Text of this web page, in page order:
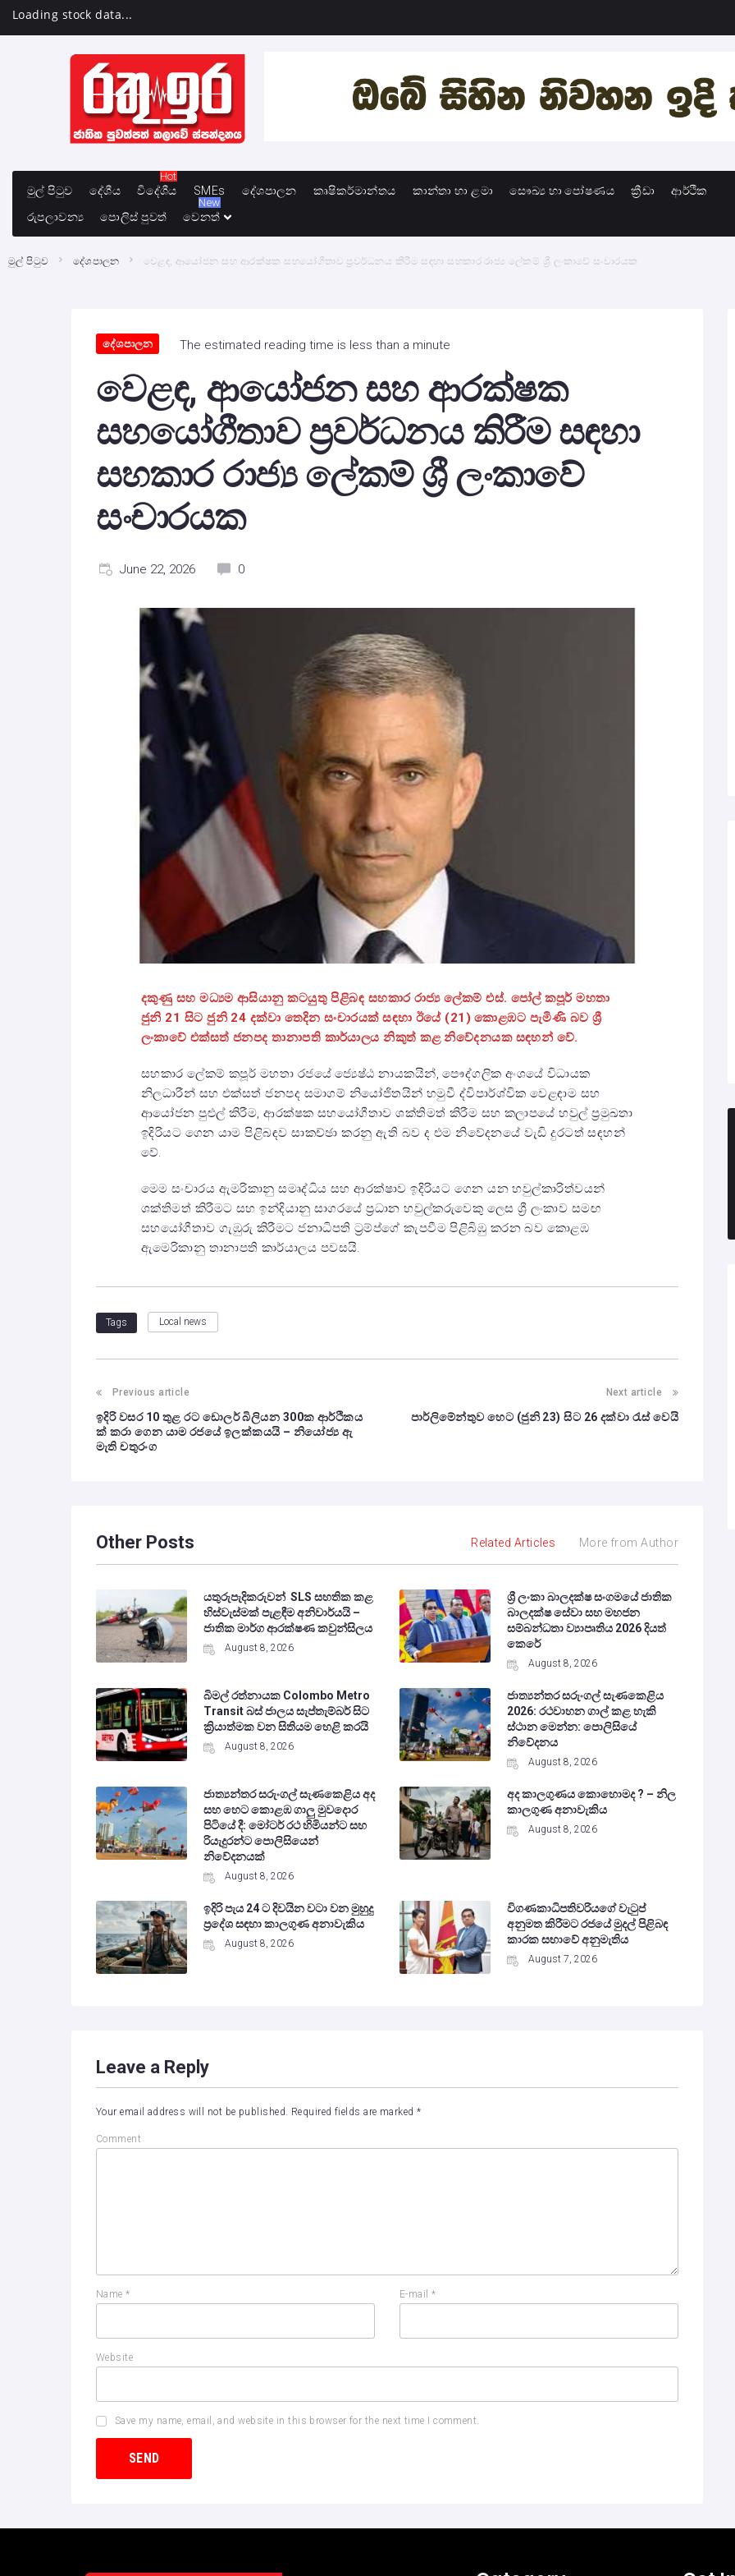
Loading stock data...
මුල් පිටුව දේශීය විදේශීය
Hot
SMEs
දේශපාලන කෘෂිකර්මාන්තය කාන්තා හා ළමා සෞඛ්‍ය හා පෝෂණය ක්‍රීඩා
ආර්ථික
රුපලාවන්‍ය
පොලිස් පුවත් වෙනත්
New
මුල් පිටුව දේශපාලන වෙළඳ, ආයෝජන සහ ආරක්ෂක සහයෝගීතාව ප්‍රවර්ධනය කිරීම සඳහා සහකාර රාජ්‍ය ලේකම් ශ්‍රී ලංකාවේ සංචාරයක
දේශපාලන The estimated reading time is less than a minute
වෙළඳ, ආයෝජන සහ ආරක්ෂක
සහයෝගීතාව ප්‍රවර්ධනය කිරීම සඳහා
සහකාර රාජ්‍ය ලේකම් ශ්‍රී ලංකාවේ
සංචාරයක
June 22, 2026 0
දකුණු සහ මධ්‍යම ආසියානු කටයුතු පිළිබඳ සහකාර රාජ්‍ය ලේකම් එස්. පෝල් කපූර් මහතා
ජුනි 21 සිට ජුනි 24 දක්වා තෙදින සංචාරයක් සඳහා ඊයේ (21) කොළඹට පැමිණි බව ශ්‍රී
ලංකාවේ එක්සත් ජනපද තානාපති කාර්යාලය නිකුත් කළ නිවේදනයක සඳහන් වේ.
සහකාර ලේකම් කපූර් මහතා රජයේ ජ්‍යෙෂ්ඨ නායකයින්, පෞද්ගලික අංශයේ විධායක
නිලධාරීන් සහ එක්සත් ජනපද සමාගම් නියෝජිතයින් හමුවී ද්විපාර්ශ්වික වෙළඳාම සහ
ආයෝජන පුළුල් කිරීම, ආරක්ෂක සහයෝගීතාව ශක්තිමත් කිරීම සහ කලාපයේ හවුල් ප්‍රමුඛතා
ඉදිරියට ගෙන යාම පිළිබඳව සාකච්ඡා කරනු ඇති බව ද එම නිවේදනයේ වැඩි දුරටත් සඳහන්
වේ.
මෙම සංචාරය ඇමරිකානු සමෘද්ධිය සහ ආරක්ෂාව ඉදිරියට ගෙන යන හවුල්කාරිත්වයන්
ශක්තිමත් කිරීමට සහ ඉන්දියානු සාගරයේ ප්‍රධාන හවුල්කරුවෙකු ලෙස ශ්‍රී ලංකාව සමඟ
සහයෝගීතාව ගැඹුරු කිරීමට ජනාධිපති ට්‍රම්ප්ගේ කැපවීම පිළිබිඹු කරන බව කොළඹ
ඇමෙරිකානු තානාපති කාර්යාලය පවසයි.
Tags Local news
Previous article
ඉදිරි වසර 10 තුළ රට ඩොලර් බිලියන 300ක ආර්ථිකය
ක් කරා ගෙන යාම රජයේ ඉලක්කයයි – නියෝජ්‍ය ඇ
මැති චතුරංග
Next article
පාර්ලිමේන්තුව හෙට (ජුනි 23) සිට 26 දක්වා රැස් වෙයි
Other Posts Related Articles More from Author
යතුරුපැදිකරුවන් SLS සහතික කළ
හිස්වැස්මක් පැළඳීම අනිවාර්යයි –
ජාතික මාර්ග ආරක්ෂණ කවුන්සිලය
August 8, 2026
ශ්‍රී ලංකා බාලදක්ෂ සංගමයේ ජාතික
බාලදක්ෂ සේවා සහ මහජන
සම්බන්ධතා ව්‍යාපෘතිය 2026 දියත්
කෙරේ
August 8, 2026
බිමල් රත්නායක Colombo Metro
Transit බස් ජාලය සැප්තැම්බර් සිට
ක්‍රියාත්මක වන සිතියම හෙළි කරයි
August 8, 2026
ජාත්‍යන්තර සරුංගල් සැණකෙළිය
2026: රථවාහන ගාල් කළ හැකි
ස්ථාන මෙන්න: පොලිසියේ
නිවේදනය
August 8, 2026
ජාත්‍යන්තර සරුංගල් සැණකෙළිය අද
සහ හෙට කොළඹ ගාලු මුවදොර
පිටියේ දී: මෝටර් රථ හිමියන්ට සහ
රියැදුරන්ට පොලිසියෙන්
නිවේදනයක්
August 8, 2026
අද කාලගුණය කොහොමද ? – නිල
කාලගුණ අනාවැකිය
August 8, 2026
ඉදිරි පැය 24 ට දිවයින වටා වන මුහුදු
ප්‍රදේශ සඳහා කාලගුණ අනාවැකිය
August 8, 2026
විගණකාධිපතිවරියගේ වැටුප්
අනුමත කිරීමට රජයේ මුදල් පිළිබඳ
කාරක සභාවේ අනුමැතිය
August 7, 2026
Leave a Reply
Your email address will not be published. Required fields are marked*
Comment
Name* E-mail*
Website
Save my name, email, and website in this browser for the next time I comment.